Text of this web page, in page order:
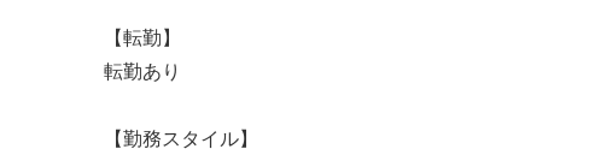
【転勤】
転勤あり
【勤務スタイル】